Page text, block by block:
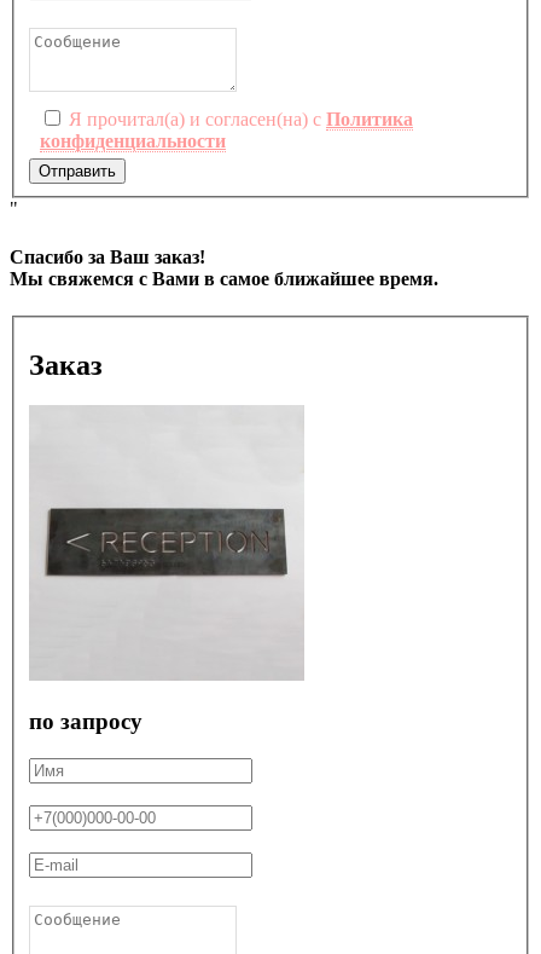
Я прочитал(а) и согласен(на) с Политика
конфиденциальности
Отправить
"
Спасибо за Ваш заказ!
Мы свяжемся с Вами в самое ближайшее время.
Заказ
по запросу